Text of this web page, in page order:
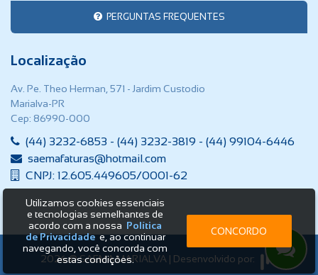
PERGUNTAS FREQUENTES
Localização
Av. Pe. Theo Herman, 571 - Jardim Custodio
Marialva-PR
Cep: 86990-000
(44) 3232-6853 - (44) 3232-3819 - (44) 99104-6446
saemafaturas@hotmail.com
CNPJ: 12.605.449605/0001-62
2026 © SAEMA MARIALVA | Desenvolvido por:
Utilizamos cookies essenciais
e tecnologias semelhantes de
acordo com a nossa Política
de Privacidadee, ao continuar
navegando, você concorda com
estas condições.
CONCORDO